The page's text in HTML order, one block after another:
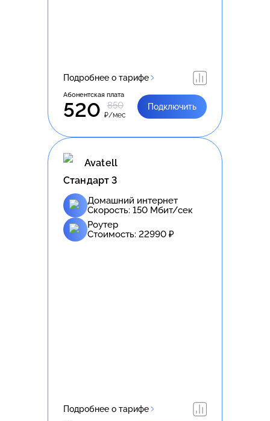
Подробнее о тарифе
Абонентская плата
520 850
₽/мес
Подключить
Avatell
Стандарт 3
Домашний интернет
Скорость: 150 Мбит/сек
Роутер
Стоимость: 22990 ₽
Подробнее о тарифе